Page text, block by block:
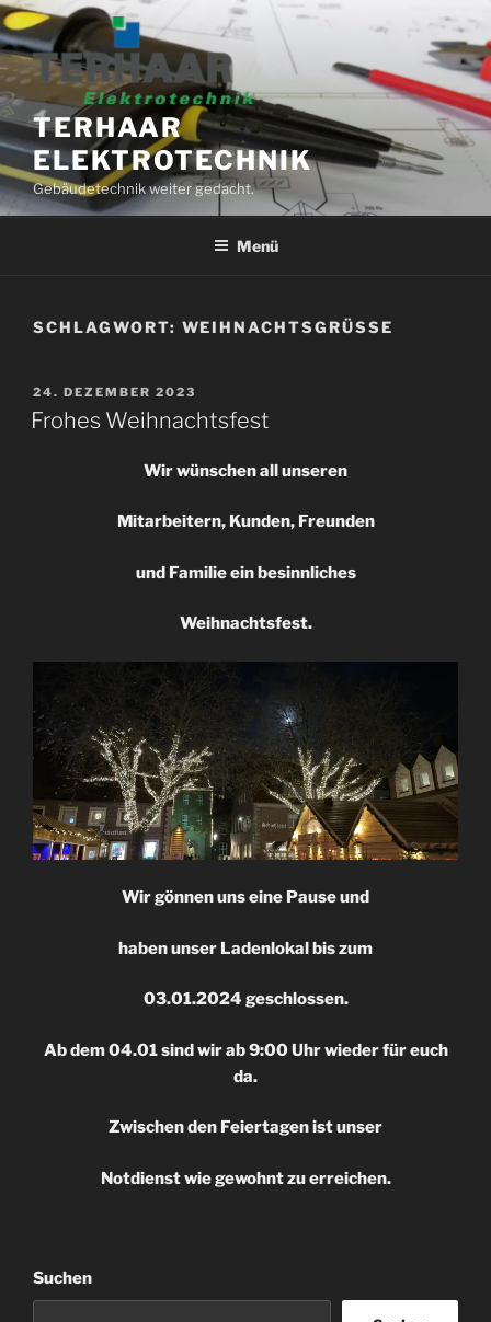
Zum
Inhalt
springen
TERHAAR
ELEKTROTECHNIK
Gebäudetechnik weiter gedacht.
Menü
SCHLAGWORT: WEIHNACHTSGRÜSSE
VERÖFFENTLICHT
AM
24. DEZEMBER 2023
Frohes Weihnachtsfest
Wir wünschen all unseren
Mitarbeitern, Kunden, Freunden
und Familie ein besinnliches
Weihnachtsfest.
Wir gönnen uns eine Pause und
haben unser Ladenlokal bis zum
03.01.2024 geschlossen.
Ab dem 04.01 sind wir ab 9:00 Uhr wieder für euch
da.
Zwischen den Feiertagen ist unser
Notdienst wie gewohnt zu erreichen.
Suchen